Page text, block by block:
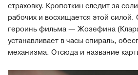
страховку. Кропоткин следит за
рабочих и восхищается этой
героинь фильма — Жозефина
устанавливает в часы спираль,
механизма. Отсюда и название